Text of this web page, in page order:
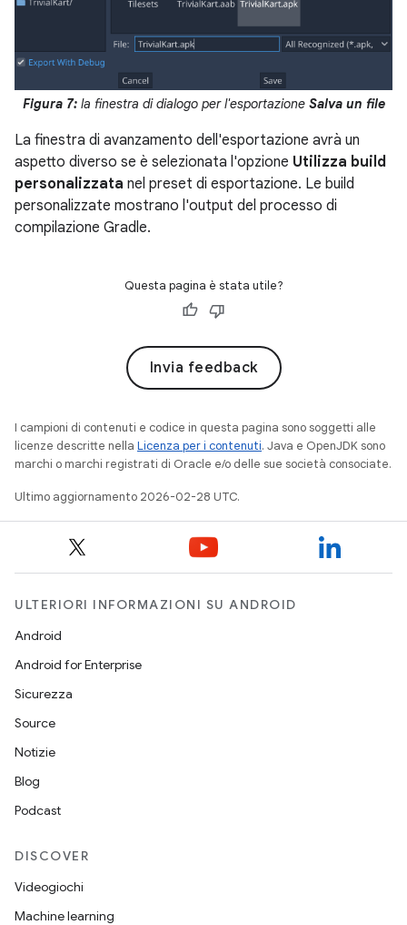
Figura 7: la finestra di dialogo per l'esportazione Salva un file
La finestra di avanzamento dell'esportazione avrà un
aspetto diverso se è selezionata l'opzione Utilizza build
personalizzata nel preset di esportazione. Le build
personalizzate mostrano l'output del processo di
compilazione Gradle.
Questa pagina è stata utile?
Invia feedback
I campioni di contenuti e codice in questa pagina sono soggetti alle
licenze descritte nella Licenza per i contenuti. Java e OpenJDK sono
marchi o marchi registrati di Oracle e/o delle sue società consociate.
Ultimo aggiornamento 2026-02-28 UTC.
ULTERIORI INFORMAZIONI SU ANDROID
Android
Android for Enterprise
Sicurezza
Source
Notizie
Blog
Podcast
DISCOVER
Videogiochi
Machine learning